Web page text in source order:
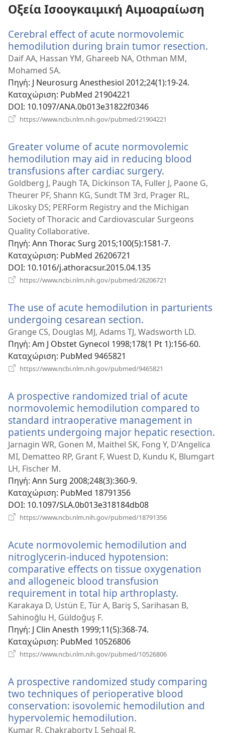
Οξεία Ισοογκαιμική Αιμοαραίωση
Cerebral effect of acute normovolemic
hemodilution during brain tumor resection.
Daif AA, Hassan YM, Ghareeb NA, Othman MM,
Mohamed SA.
Πηγή‎: J Neurosurg Anesthesiol 2012;24(1):19-24.
Καταχώριση‎: PubMed 21904221
DOI‎: 10.1097/ANA.0b013e31822f0346
https://www.ncbi.nlm.nih.gov/pubmed/21904221
Greater volume of acute normovolemic
hemodilution may aid in reducing blood
transfusions after cardiac surgery.
νέο
παράθυρο)
Goldberg J, Paugh TA, Dickinson TA, Fuller J, Paone G,
Theurer PF, Shann KG, Sundt TM 3rd, Prager RL,
Likosky DS; PERForm Registry and the Michigan
Society of Thoracic and Cardiovascular Surgeons
Quality Collaborative.
Πηγή‎: Ann Thorac Surg 2015;100(5):1581-7.
Καταχώριση‎: PubMed 26206721
DOI‎: 10.1016/j.athoracsur.2015.04.135
https://www.ncbi.nlm.nih.gov/pubmed/26206721
The use of acute hemodilution in parturients
undergoing cesarean section.
νέο
παράθυρο)
Grange CS, Douglas MJ, Adams TJ, Wadsworth LD.
Πηγή‎: Am J Obstet Gynecol 1998;178(1 Pt 1):156-60.
Καταχώριση‎: PubMed 9465821
https://www.ncbi.nlm.nih.gov/pubmed/9465821
A prospective randomized trial of acute
normovolemic hemodilution compared to
standard intraoperative management in
patients undergoing major hepatic resection.
Jarnagin WR, Gonen M, Maithel SK, Fong Y, D'Angelica
MI, Dematteo RP, Grant F, Wuest D, Kundu K, Blumgart
LH, Fischer M.
Πηγή‎: Ann Surg 2008;248(3):360-9.
Καταχώριση‎: PubMed 18791356
DOI‎: 10.1097/SLA.0b013e318184db08
https://www.ncbi.nlm.nih.gov/pubmed/18791356
Acute normovolemic hemodilution and
nitroglycerin-induced hypotension:
comparative effects on tissue oxygenation
and allogeneic blood transfusion
requirement in total hip arthroplasty.
νέο
Karakaya D, Ustün E, Tür A, Bariş S, Sarihasan B,
Sahinoğlu H, Güldoğuş F.
Πηγή‎: J Clin Anesth 1999;11(5):368-74.
Καταχώριση‎: PubMed 10526806
https://www.ncbi.nlm.nih.gov/pubmed/10526806
A prospective randomized study comparing
two techniques of perioperative blood
conservation: isovolemic hemodilution and
hypervolemic hemodilution.
Kumar R, Chakraborty I, Sehgal R.